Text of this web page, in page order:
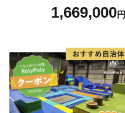
1,669,000円